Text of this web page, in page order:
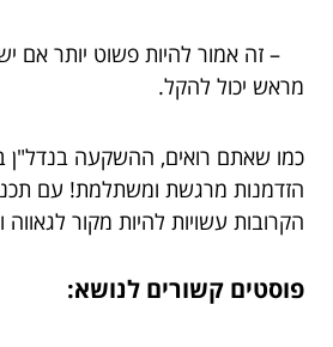
– זה אמור להיות פשוט יותר אם יש
מראש יכול להקל.
כמו שאתם רואים, ההשקעה בנדל"ן
הזדמנות מרגשת ומשתלמת! עם
הקרובות עשויות להיות מקור
פוסטים קשורים לנושא: